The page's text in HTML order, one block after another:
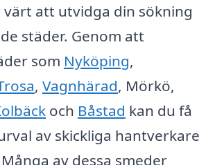
värt att utvidga din sökning
städer. Genom att
som Nyköping,
, Vagnhärad, Mörkö,
och Båstad kan du få
av skickliga hantverkare
av dessa smeder